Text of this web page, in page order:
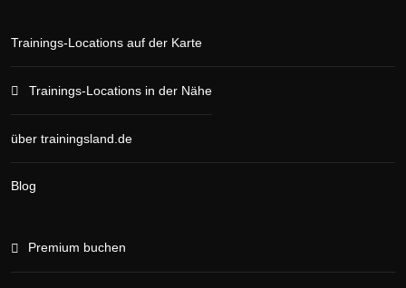
Trainings-Locations auf der Karte
Trainings-Locations in der Nähe
über trainingsland.de
Blog
Premium buchen